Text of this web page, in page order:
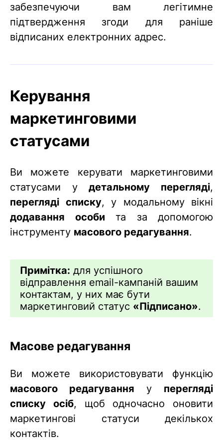
забезпечуючи вам легітимне
підтвердження згоди для раніше
відписаних електронних адрес.
Керування
маркетинговими
статусами
Ви можете керувати маркетинговими
статусами удетальному перегляді,
перегляді списку, у модальному вікні
додавання особи та за допомогою
інструменту масового редагування.
Примітка: для успішного
відправлення email-кампаній вашим
контактам, у них має бути
маркетинговий статус «Підписано».
Масове редагування
Ви можете використовувати функцію
масового редагування у перегляді
списку осіб, щоб одночасно оновити
маркетингові статуси декількох
контактів.